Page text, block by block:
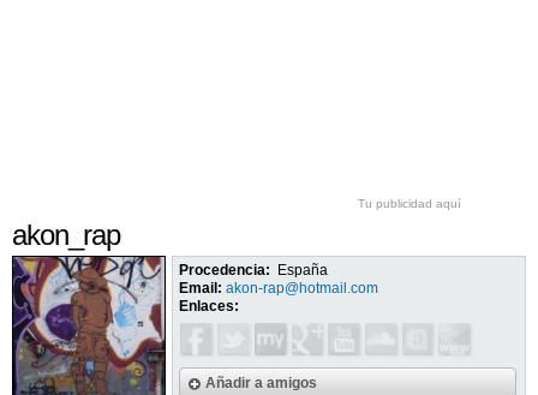
Tu publicidad aquí
akon_rap
Procedencia:
España
Email: akon-rap@hotmail.com
Enlaces:
Añadir a amigos